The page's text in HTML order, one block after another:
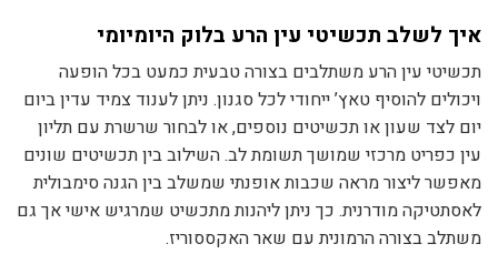
איך לשלב תכשיטי עין הרע בלוק היומיומי
תכשיטי עין הרע משתלבים בצורה טבעית כמעט בכל הופעה
ויכולים להוסיף טאץ’ ייחודי לכל סגנון. ניתן לענוד צמיד עדין ביום
יום לצד שעון או תכשיטים נוספים, או לבחור שרשרת עם תליון
עין כפריט מרכזי שמושך תשומת לב. השילוב בין תכשיטים שונים
מאפשר ליצור מראה שכבות אופנתי שמשלב בין הגנה סימבולית
לאסתטיקה מודרנית. כך ניתן ליהנות מתכשיט שמרגיש אישי אך גם
משתלב בצורה הרמונית עם שאר האקססוריז.